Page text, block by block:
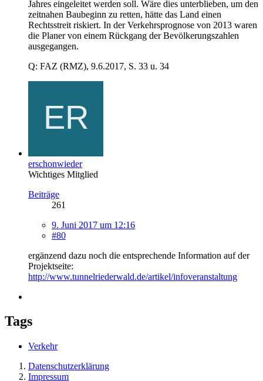
Jahres eingeleitet werden soll. Wäre dies unterblieben, um den
zeitnahen Baubeginn zu retten, hätte das Land einen
Rechtsstreit riskiert. In der Verkehrsprognose von 2013 waren
die Planer von einem Rückgang der Bevölkerungszahlen
ausgegangen.
Q: FAZ (RMZ), 9.6.2017, S. 33 u. 34
erschonwieder
Wichtiges Mitglied
Beiträge
261
9. Juni 2017 um 12:16
#80
ergänzend dazu noch die entsprechende Information auf der
Projektseite:
http://www.tunnelriederwald.de/artikel/infoveranstaltung
Tags
Verkehr
Datenschutzerklärung
Impressum